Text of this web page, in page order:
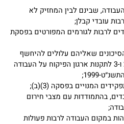
שבינם לבין המחזיק לא
עובדי קבלן;
לרבות לגורמים המפורטים בפסקת
שאליהם עלולים להיחשף
העובדים בעבודתם, לפי תקנות 2 ו-3 לתקנות ארגון הפיקוח על העבודה
1999;
בהתמודדות עם מצבי חירום
במקום העבודה לרבות פעולות